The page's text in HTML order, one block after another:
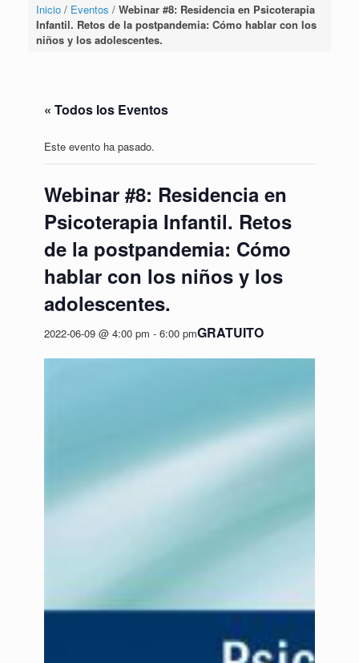
Inicio/ Eventos / Webinar #8: Residencia en Psicoterapia
Infantil. Retos de la postpandemia: Cómo hablar con los
niños y los adolescentes.
« Todos los Eventos
Este evento ha pasado.
Webinar #8: Residencia en
Psicoterapia Infantil. Retos
de la postpandemia: Cómo
hablar con los niños y los
adolescentes.
2022-06-09 @ 4:00 pm - 6:00 pmGRATUITO